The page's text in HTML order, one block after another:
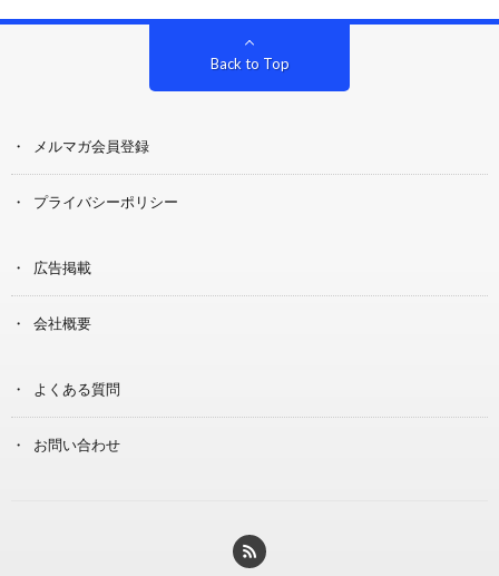
Back to Top
メルマガ会員登録
プライバシーポリシー
広告掲載
会社概要
よくある質問
お問い合わせ